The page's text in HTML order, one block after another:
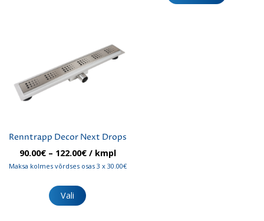
tootelehel.
Renntrapp Decor Next Drops
90.00€ – 122.00€Hinnavahemik:
90.00€
/ kmpl
Maksa kolmes võrdses osas 3 x 30.00€
Vali
tootel